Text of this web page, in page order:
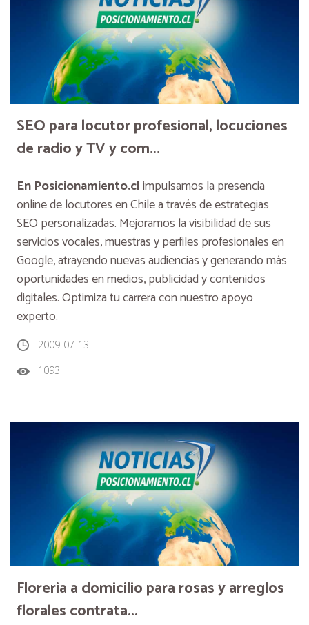
SEO para locutor profesional, locuciones
de radio y TV y com...
En Posicionamiento.climpulsamos la presencia
online de locutores en Chile a través de estrategias
SEO personalizadas. Mejoramos la visibilidad de sus
servicios vocales, muestras y perfiles profesionales en
Google, atrayendo nuevas audiencias y generando más
oportunidades en medios, publicidad y contenidos
digitales. Optimiza tu carrera con nuestro apoyo
experto.
2009-07-13
1093
Floreria a domicilio para rosas y arreglos
florales contrata...